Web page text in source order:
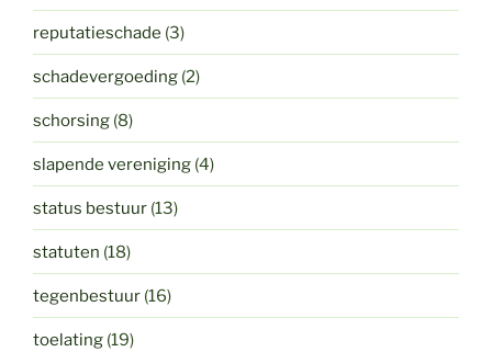
reputatieschade (3)
schadevergoeding (2)
schorsing (8)
slapende vereniging (4)
status bestuur (13)
statuten (18)
tegenbestuur (16)
toelating (19)